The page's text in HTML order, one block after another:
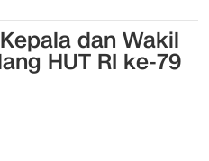
dan Wakil
HUT RI ke-79